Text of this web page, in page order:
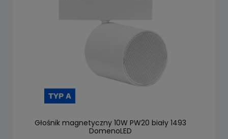
Głośnik magnetyczny 10W PW20 biały 1493
DomenoLED